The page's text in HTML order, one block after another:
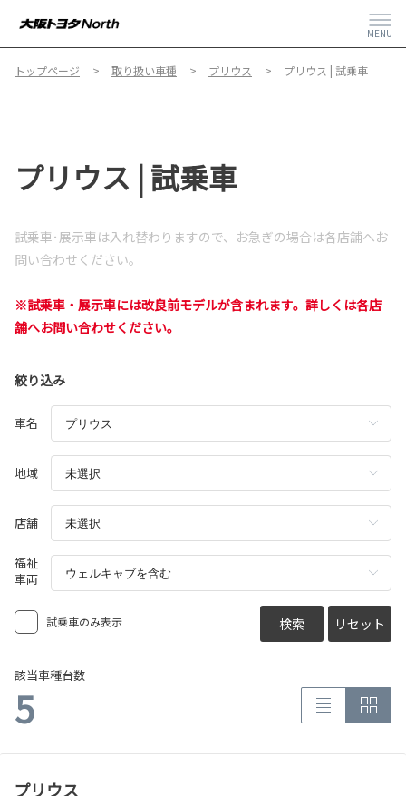
MENU
トップページ 取り扱い車種 プリウス プリウス | 試乗車
プリウス | 試乗車
試乗車･展示車は入れ替わりますので、 お急ぎの場合は各店舗へお
問い合わせください。
※試乗車・展示車には改良前モデルが含まれます。詳しくは各店
舗へお問い合わせください。
絞り込み
車名
地域
店舗
福祉
車両
試乗車のみ表示 検索 リセット
該当車種台数
5
プリウス